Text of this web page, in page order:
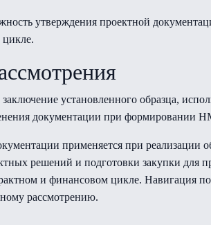
утверждения проектной
установленного образца,
документации при формировании
применяется при реализации
решений и подготовки закупки для
и финансовом цикле. Навигация
рассмотрению.